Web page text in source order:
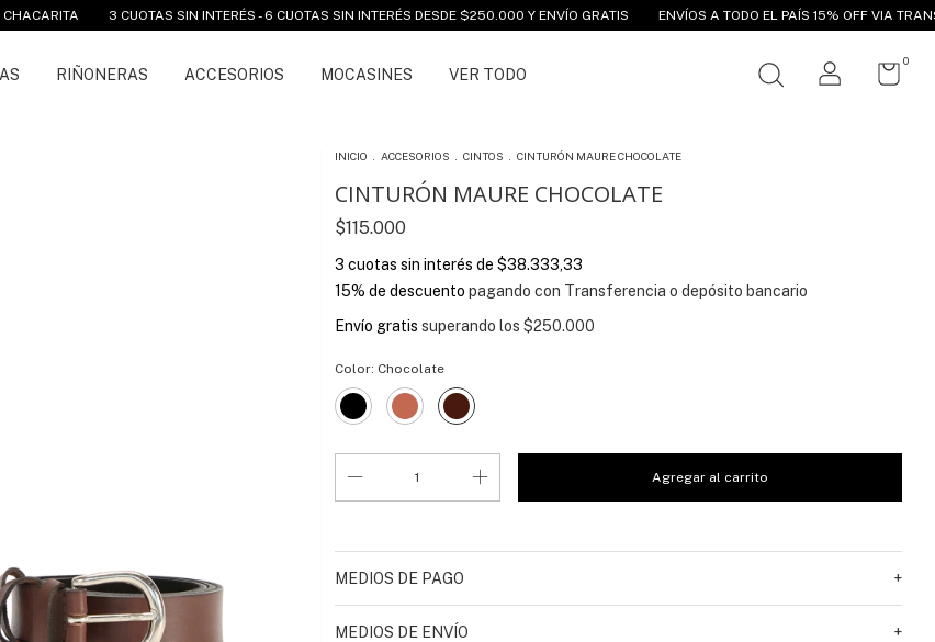
3 CUOTAS SIN INTERÉS - 6 CUOTAS SIN INTERÉS DESDE $250.000 Y ENVÍO GRATIS ENVÍOS A TODO EL PAÍS 15% OFF VIA
RIÑONERAS ACCESORIOS MOCASINES VER TODO
0
INICIO ACCESORIOS CINTOS CINTURÓN MAURE CHOCOLATE
CINTURÓN MAURE CHOCOLATE
$115.000
3 cuotas sin interés de $38.333,33
15% de descuento pagando con Transferencia o depósito bancario
Envío gratis superando los $250.000
Color: Chocolate
MEDIOS DE PAGO +
MEDIOS DE ENVÍO +